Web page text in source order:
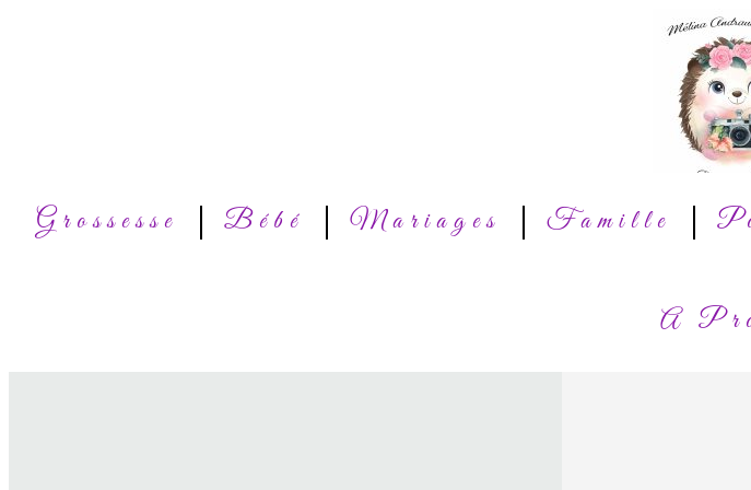
Grossesse Bébé Mariages Famille
A